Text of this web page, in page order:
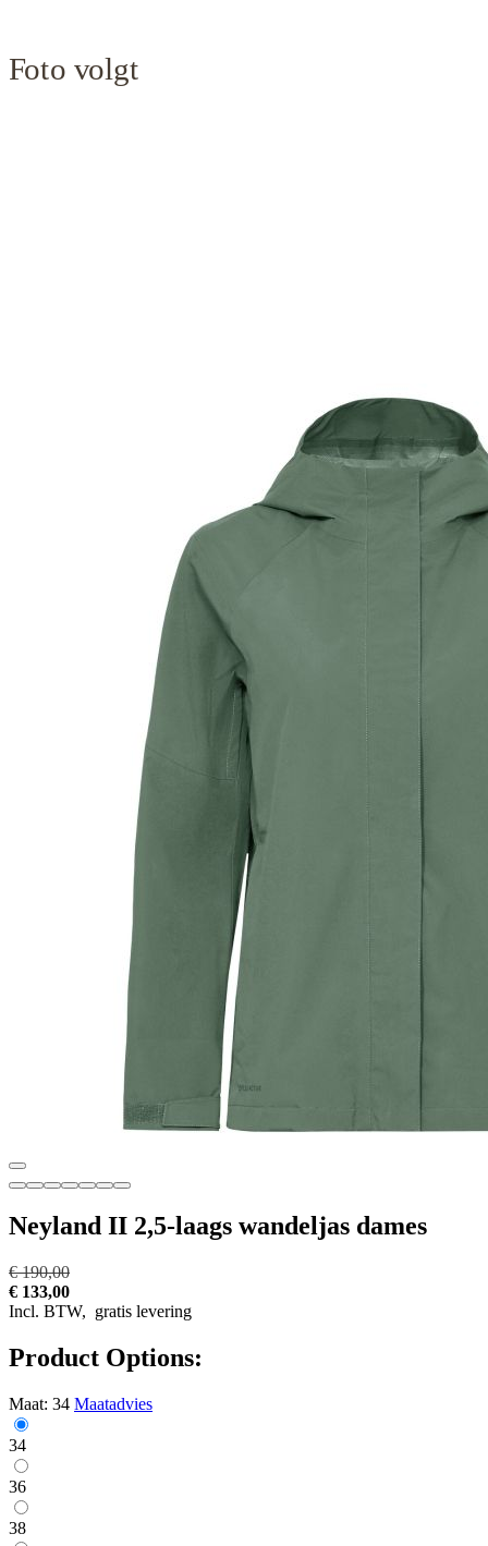
Neyland II 2,5-laags wandeljas dames
€ 190,00
€ 133,00
Incl. BTW, gratis levering
Product Options:
Maat: 34 Maatadvies
34
36
38